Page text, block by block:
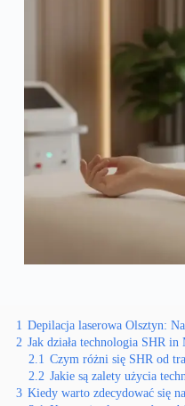
1 Depilacja laserowa Olsztyn:
2 Jak działa technologia SHR in
2.1 Czym różni się SHR od
2.2 Jakie są zalety użycia
3 Kiedy warto zdecydować się